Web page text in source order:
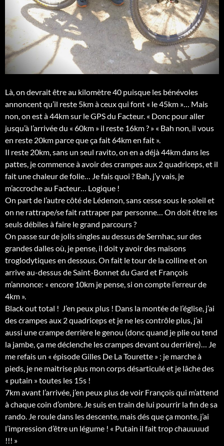
Là, on devrait être au kilomètre 40 puisque les bénévoles
annoncent qu’il reste 5km à ceux qui font « le 45km »… Mais
non, on est à 44km sur le GPS du Facteur. « Donc pour aller
jusqu’à l’arrivée du « 60km » il reste 16km ? » « Bah non, il vous
en reste 20km parce que ça fait 64km en fait ».
Il reste 20km, sans un seul ravito, on en a déjà 44km dans les
pattes, je commence à avoir des crampes aux 2 quadriceps, et il
fait une chaleur de folie… Je fais quoi ? Bah, j’y vais, je
m’accroche au Facteur… Logique !
On part de l’autre côté de Lédenon, sans cesse sous le soleil et
on ne rattrape/se fait rattraper par personne… On doit être les
seuls débiles à faire le grand parcours ?
On passe sur de jolis singles au dessus de Sernhac, sur des
grandes dalles où, je pense, il doit y avoir des maisons
troglodytiques en dessous. On fait le tour de la colline et on
arrive au-dessus de Saint-Bonnet du Gard et François
m’annonce: « encore 10km je pense, si on compte l’erreur de
4km ».
Black out total ! J’en peux plus ! Dans la montée de l’église, j’ai
des crampes aux 2 quadriceps et je ne les contrôle plus, j’ai
aussi une crampe derrière le genou (donc quand je plie ou tend
la jambe, ça me déclenche les crampes devant ou derrière)… Je
me refais un « épisode Gilles De La Tourette » : je marche à
pieds, je ne maitrise plus mon corps désarticulé et je lâche des
« putain » toutes les 15s !
7km avant l’arrivée, j’en peux plus de voir François qui m’attend
à chaque coin d’ombre. Je suis en train de lui pourrir la fin de sa
rando. Je roule dans les descente, mais dés que ça monte, j’ai
l’impression d’être un légume ! « Putain il fait trop chauuuud
!!! »